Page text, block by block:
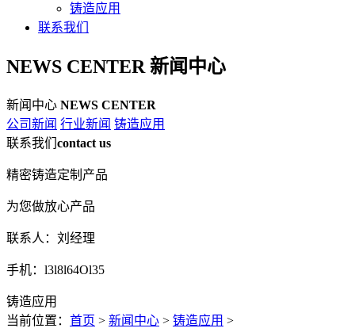
铸造应用
联系我们
NEWS CENTER新闻中心
新闻中心 NEWS CENTER
公司新闻 行业新闻 铸造应用
联系我们 contact us
精密铸造定制产品
为您做放心产品
联系人：刘经理
手机：l3l8l64Ol35
铸造应用
当前位置： 首页 > 新闻中心 > 铸造应用 >